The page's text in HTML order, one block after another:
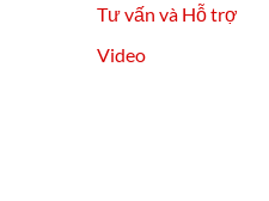
Tư vấn và Hỗ trợ
Video